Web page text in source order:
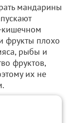
мандарины
фрукты плохо
рыбы и
фруктов,
их не